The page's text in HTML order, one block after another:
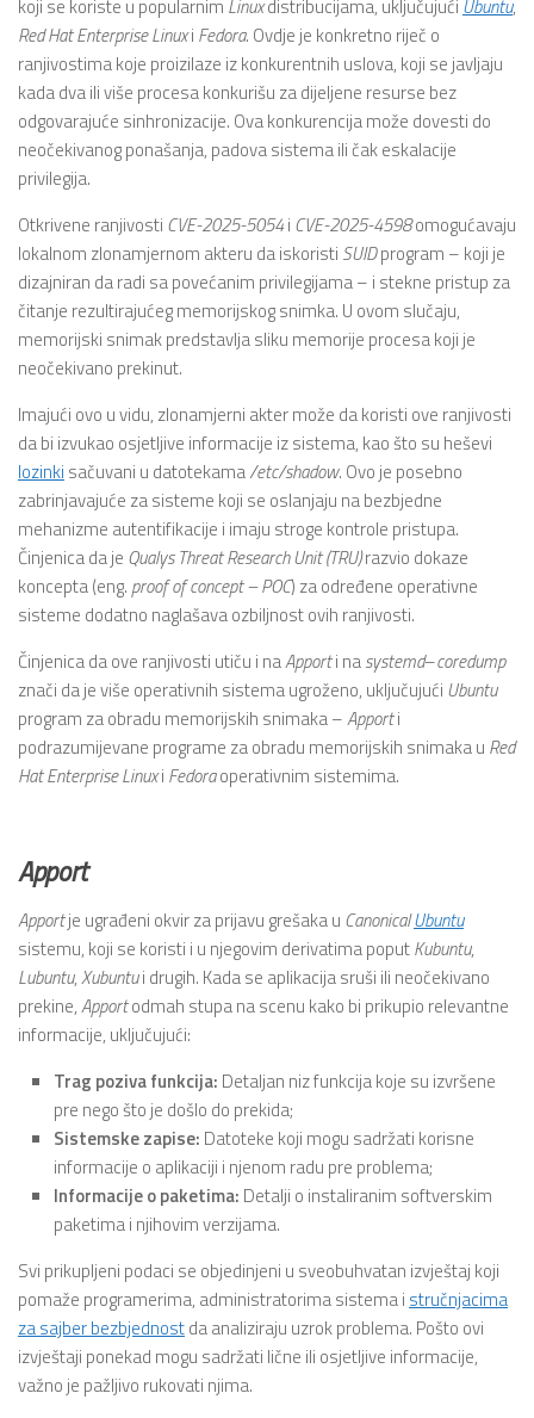
koji se koriste u popularnim Linuxdistribucijama, uključujući Ubuntu,
RedHatEnterpriseLinuxi Fedora. Ovdje je konkretno riječ o
ranjivostima koje proizilaze iz konkurentnih uslova, koji se javljaju
kada dva ili više procesa konkurišu za dijeljene resurse bez
odgovarajuće sinhronizacije. Ova konkurencija može dovesti do
neočekivanog ponašanja, padova sistema ili čak eskalacije
privilegija.
Otkrivene ranjivosti CVE-2025-5054i CVE-2025-4598omogućavaju
lokalnom zlonamjernom akteru da iskoristi SUIDprogram – koji je
dizajniran da radi sa povećanim privilegijama – i stekne pristup za
čitanje rezultirajućeg memorijskog snimka. U ovom slučaju,
memorijski snimak predstavlja sliku memorije procesa koji je
neočekivano prekinut.
Imajući ovo u vidu, zlonamjerni akter može da koristi ove ranjivosti
da bi izvukao osjetljive informacije iz sistema, kao što su heševi
lozinki sačuvani u datotekama/etc/shadow. Ovo je posebno
zabrinjavajuće za sisteme koji se oslanjaju na bezbjedne
mehanizme autentifikacije i imaju stroge kontrole pristupa.
Činjenica da je Qualys Threat Research Unit (TRU)razvio dokaze
koncepta (eng. proof of concept – POC) za određene operativne
sisteme dodatno naglašava ozbiljnost ovih ranjivosti.
Činjenica da ove ranjivosti utiču i naApporti nasystemd–coredump
znači da je više operativnih sistema ugroženo, uključujući Ubuntu
program za obradu memorijskih snimaka –Apporti
podrazumijevane programe za obradu memorijskih snimaka u Red
Hat Enterprise Linuxi Fedoraoperativnim sistemima.
Apport
Apportje ugrađeni okvir za prijavu grešaka u CanonicalUbuntu
sistemu, koji se koristi i u njegovim derivatima poputKubuntu,
Lubuntu,Xubuntui drugih. Kada se aplikacija sruši ili neočekivano
prekine,Apportodmah stupa na scenu kako bi prikupio relevantne
informacije, uključujući:
Trag poziva funkcija: Detaljan niz funkcija koje su izvršene
pre nego što je došlo do prekida;
Sistemske zapise: Datoteke koji mogu sadržati korisne
informacije o aplikaciji i njenom radu pre problema;
Informacije o paketima: Detalji o instaliranim softverskim
paketima i njihovim verzijama.
Svi prikupljeni podaci se objedinjeni u sveobuhvatan izvještaj koji
pomaže programerima, administratorima sistema i stručnjacima
za sajber bezbjednostda analiziraju uzrok problema. Pošto ovi
izvještaji ponekad mogu sadržati lične ili osjetljive informacije,
važno je pažljivo rukovati njima.